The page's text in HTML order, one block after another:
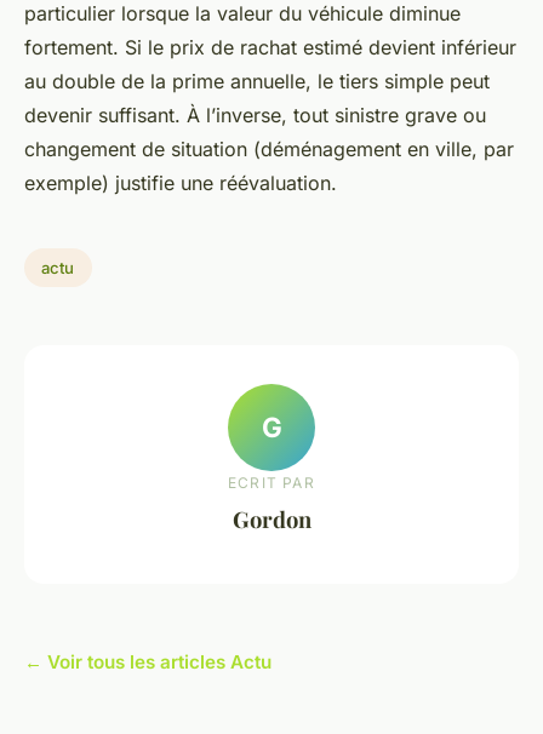
particulier lorsque la valeur du véhicule diminue
fortement. Si le prix de rachat estimé devient inférieur
au double de la prime annuelle, le tiers simple peut
devenir suffisant. À l’inverse, tout sinistre grave ou
changement de situation (déménagement en ville, par
exemple) justifie une réévaluation.
actu
G
ECRIT PAR
Gordon
← Voir tous les articles Actu